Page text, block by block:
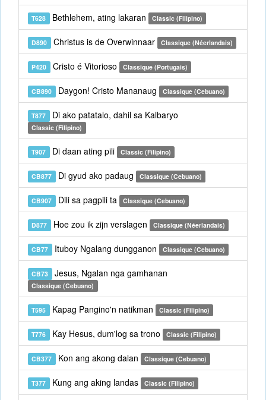
T628 Bethlehem, ating lakaran Classic (Filipino)
D890 Christus is de Overwinnaar Classique (Néerlandais)
P420 Cristo é Vitorioso Classique (Portugais)
CB890 Daygon! Cristo Mananaug Classique (Cebuano)
T877 Di ako patatalo, dahil sa Kalbaryo
Classic (Filipino)
T907 Di daan ating pili Classic (Filipino)
CB877 Di gyud ako padaug Classique (Cebuano)
CB907 Dili sa pagpili ta Classique (Cebuano)
D877 Hoe zou ik zijn verslagen Classique (Néerlandais)
CB77 Ituboy Ngalang dungganon Classique (Cebuano)
CB73 Jesus, Ngalan nga gamhanan
Classique (Cebuano)
T595 Kapag Pangino'n natikman Classic (Filipino)
T776 Kay Hesus, dum'log sa trono Classic (Filipino)
CB377 Kon ang akong dalan Classique (Cebuano)
T377 Kung ang aking landas Classic (Filipino)